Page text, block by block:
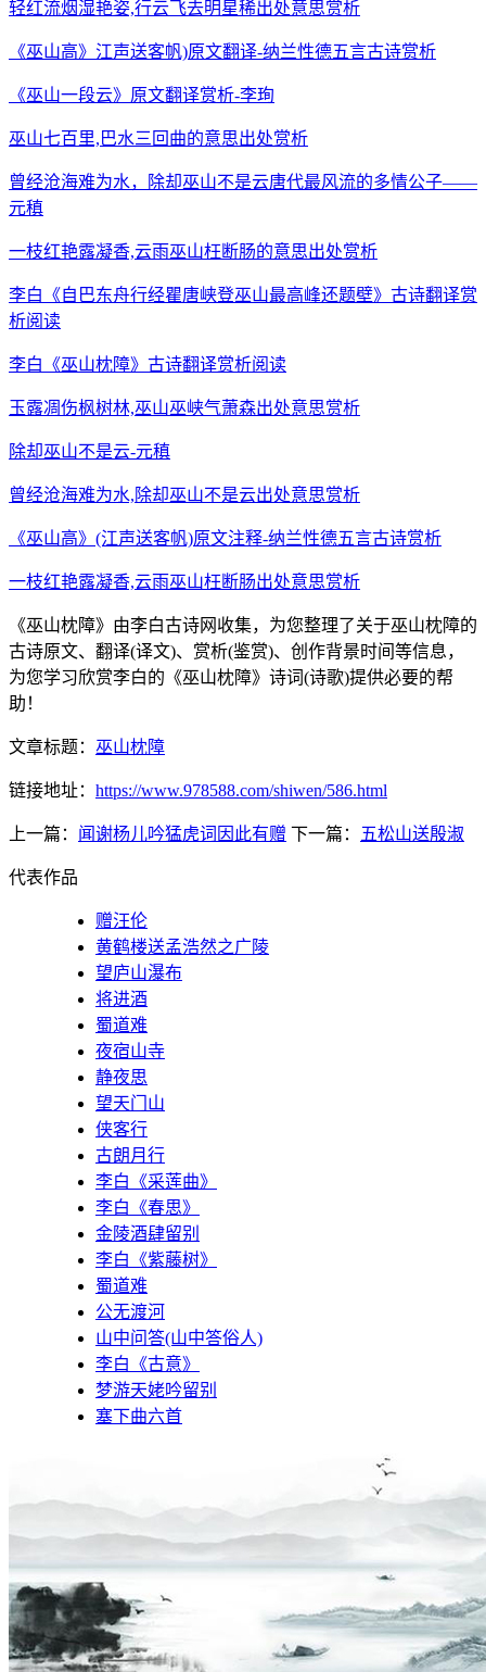
轻红流烟湿艳姿,行云飞去明星稀出处意思赏析
《巫山高》江声送客帆)原文翻译-纳兰性德五言古诗赏析
《巫山一段云》原文翻译赏析-李珣
巫山七百里,巴水三回曲的意思出处赏析
曾经沧海难为水，除却巫山不是云唐代最风流的多情公子——
元稹
一枝红艳露凝香,云雨巫山枉断肠的意思出处赏析
李白《自巴东舟行经瞿唐峡登巫山最高峰还题壁》古诗翻译赏
析阅读
李白《巫山枕障》古诗翻译赏析阅读
玉露凋伤枫树林,巫山巫峡气萧森出处意思赏析
除却巫山不是云-元稹
曾经沧海难为水,除却巫山不是云出处意思赏析
《巫山高》(江声送客帆)原文注释-纳兰性德五言古诗赏析
一枝红艳露凝香,云雨巫山枉断肠出处意思赏析
《巫山枕障》由李白古诗网收集，为您整理了关于巫山枕障的
古诗原文、翻译(译文)、赏析(鉴赏)、创作背景时间等信息，
为您学习欣赏李白的《巫山枕障》诗词(诗歌)提供必要的帮
助！
文章标题： 巫山枕障
链接地址： https://www.978588.com/shiwen/586.html
上一篇： 闻谢杨儿吟猛虎词因此有赠 下一篇： 五松山送殷淑
代表作品
赠汪伦
黄鹤楼送孟浩然之广陵
望庐山瀑布
将进酒
蜀道难
夜宿山寺
静夜思
望天门山
侠客行
古朗月行
李白《采莲曲》
李白《春思》
金陵酒肆留别
李白《紫藤树》
蜀道难
公无渡河
山中问答(山中答俗人)
李白《古意》
梦游天姥吟留别
塞下曲六首